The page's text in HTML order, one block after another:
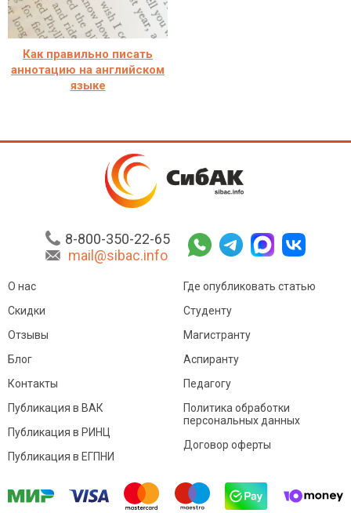
Как правильно писать
аннотацию на английском
языке
8-800-350-22-65
mail@sibac.info
О нас
Скидки
Отзывы
Блог
Контакты
Где опубликовать статью
Студенту
Магистранту
Аспиранту
Педагогу
Публикация в ВАК
Публикация в РИНЦ
Публикация в ЕГПНИ
Политика обработки
персональных данных
Договор оферты